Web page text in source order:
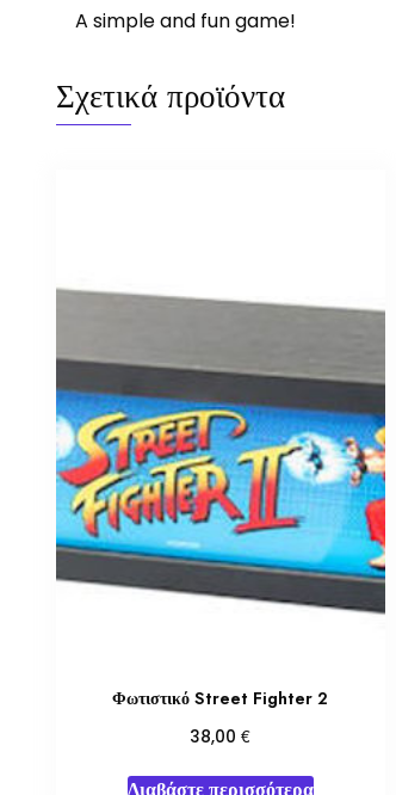
A simple and fun game!
Σχετικά προϊόντα
Φωτιστικό Street Fighter 2
38,00€